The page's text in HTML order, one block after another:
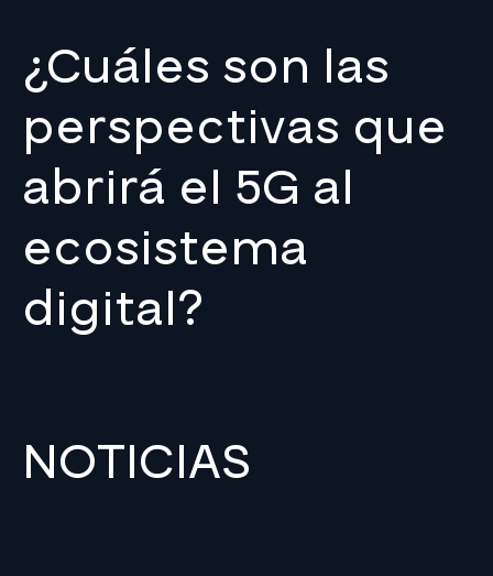
¿Cuáles son las
perspectivas que
abrirá el 5G al
ecosistema
digital?
NOTICIAS